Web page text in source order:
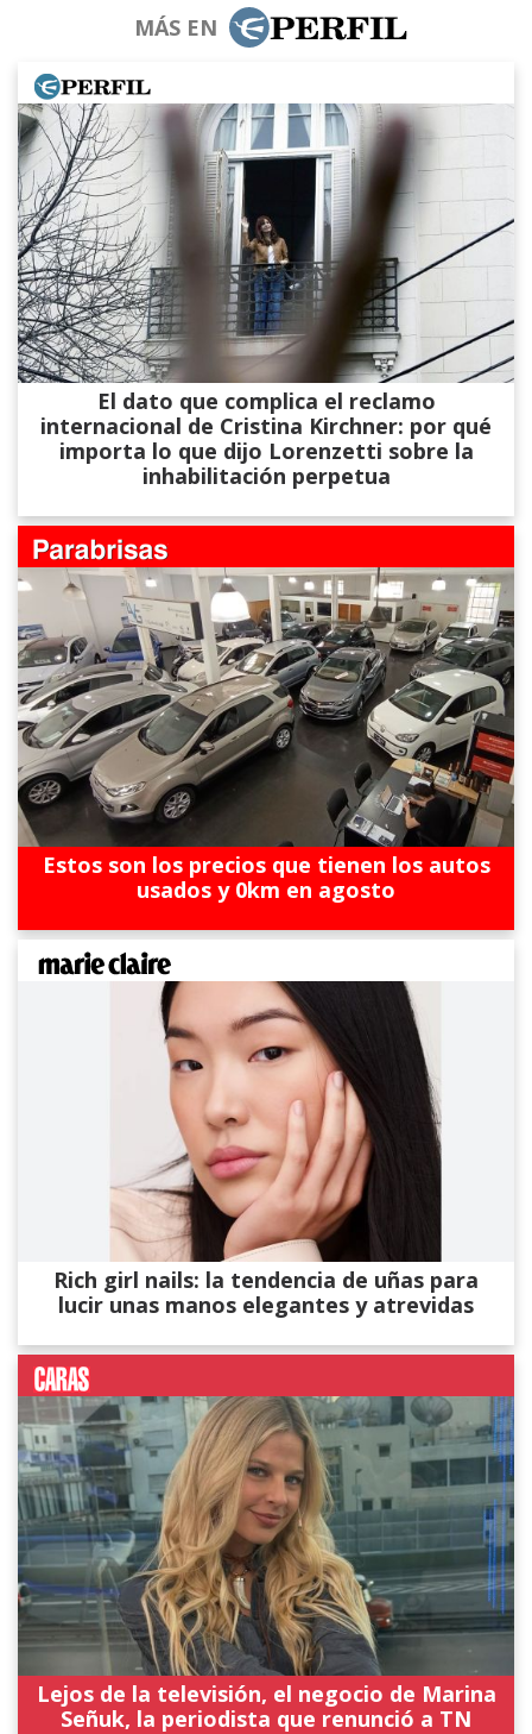
MÁS EN
El dato que complica el reclamo
internacional de Cristina Kirchner: por qué
importa lo que dijo Lorenzetti sobre la
inhabilitación perpetua
Estos son los precios que tienen los autos
usados y 0km en agosto
Rich girl nails: la tendencia de uñas para
lucir unas manos elegantes y atrevidas
Lejos de la televisión, el negocio de Marina
Señuk, la periodista que renunció a TN